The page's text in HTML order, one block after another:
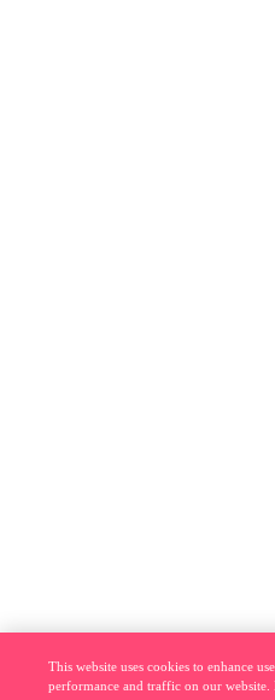
This website uses cookies to enhance
performance and traffic on our